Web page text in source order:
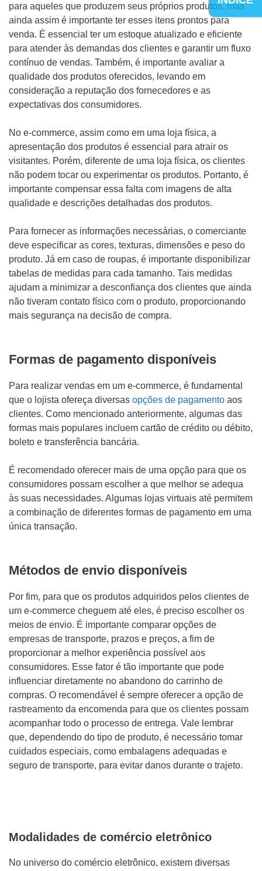
para aqueles que produzem seus próprios produtos, mas
ainda assim é importante ter esses itens prontos para
venda. É essencial ter um estoque atualizado e eficiente
para atender às demandas dos clientes e garantir um fluxo
contínuo de vendas. Também, é importante avaliar a
qualidade dos produtos oferecidos, levando em
consideração a reputação dos fornecedores e as
expectativas dos consumidores.
No e-commerce, assim como em uma loja física, a
apresentação dos produtos é essencial para atrair os
visitantes. Porém, diferente de uma loja física, os clientes
não podem tocar ou experimentar os produtos. Portanto, é
importante compensar essa falta com imagens de alta
qualidade e descrições detalhadas dos produtos.
Para fornecer as informações necessárias, o comerciante
deve especificar as cores, texturas, dimensões e peso do
produto. Já em caso de roupas, é importante disponibilizar
tabelas de medidas para cada tamanho. Tais medidas
ajudam a minimizar a desconfiança dos clientes que ainda
não tiveram contato físico com o produto, proporcionando
mais segurança na decisão de compra.
Formas de pagamento disponíveis
Para realizar vendas em um e-commerce, é fundamental
que o lojista ofereça diversas opções de pagamento aos
clientes. Como mencionado anteriormente, algumas das
formas mais populares incluem cartão de crédito ou débito,
boleto e transferência bancária.
É recomendado oferecer mais de uma opção para que os
consumidores possam escolher a que melhor se adequa
às suas necessidades. Algumas lojas virtuais até permitem
a combinação de diferentes formas de pagamento em uma
única transação.
Métodos de envio disponíveis
Por fim, para que os produtos adquiridos pelos clientes de
um e-commerce cheguem até eles, é preciso escolher os
meios de envio. É importante comparar opções de
empresas de transporte, prazos e preços, a fim de
proporcionar a melhor experiência possível aos
consumidores. Esse fator é tão importante que pode
influenciar diretamente no abandono do carrinho de
compras. O recomendável é sempre oferecer a opção de
rastreamento da encomenda para que os clientes possam
acompanhar todo o processo de entrega. Vale lembrar
que, dependendo do tipo de produto, é necessário tomar
cuidados especiais, como embalagens adequadas e
seguro de transporte, para evitar danos durante o trajeto.
Modalidades de comércio eletrônico
No universo do comércio eletrônico, existem diversas